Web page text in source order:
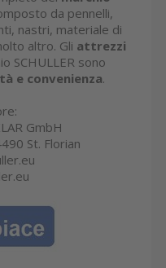
da pennelli,
nastri, materiale di
altro. Gli attrezzi
SCHULLER sono
e convenienza.
GmbH
St. Florian